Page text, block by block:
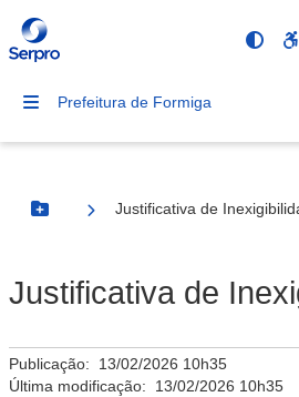
Prefeitura de Formiga
Botão Menu
Justificativa de
Justificativa de
Publicação: 13/02/2026 10h35
Última modificação: 13/02/2026 10h35